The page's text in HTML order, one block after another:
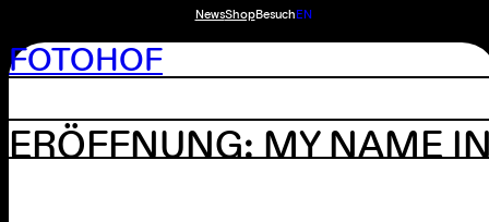
NewsShopBesuchEN
FOTOHOF
ERÖFFNUNG: MY NAME